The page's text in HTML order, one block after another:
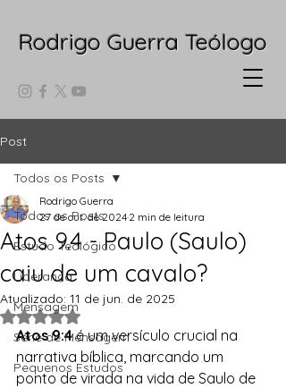
Rodrigo Guerra Teólogo
Post
Todos os Posts
Estudo Teológico
Liderança
Mensagem
Série de Mensagem
Pequenos Estudos
Todos os Posts
Atos 9.4 - Paulo (Saulo)
caiu de um cavalo?
Rodrigo Guerra
27 de out. de 2024 2 min de leitura
Atualizado: 11 de jun. de 2025
Avaliado com NaN de 5 estrelas.
Atos 9:4 é um versículo crucial na
narrativa bíblica, marcando um
ponto de virada na vida de Saulo de